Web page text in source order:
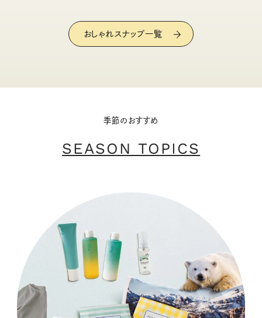
おしゃれスナップ一覧
季節のおすすめ
SEASON TOPICS